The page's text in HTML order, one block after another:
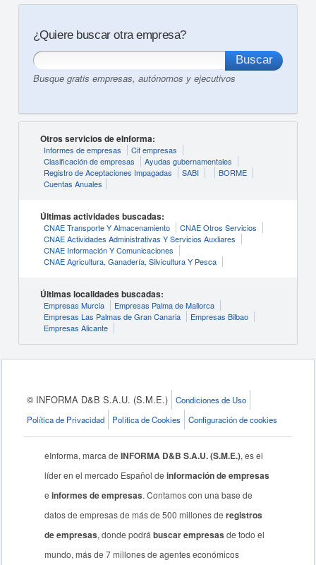
¿Quiere buscar otra empresa?
Busque gratis empresas, autónomos y ejecutivos
Otros servicios de eInforma:
Informes de empresas
Cif empresas
Clasificación de empresas
Ayudas gubernamentales
Registro de Aceptaciones Impagadas
SABI
BORME
Cuentas Anuales
Últimas actividades buscadas:
CNAE Transporte Y Almacenamiento
CNAE Otros Servicios
CNAE Actividades Administrativas Y Servicios Auxliares
CNAE Información Y Comunicaciones
CNAE Agricultura, Ganadería, Silvicultura Y Pesca
Últimas localidades buscadas:
Empresas Murcia
Empresas Palma de Mallorca
Empresas Las Palmas de Gran Canaria
Empresas Bilbao
Empresas Alicante
© INFORMA D&B S.A.U. (S.M.E.)
Condiciones de Uso
Política de Privacidad
Política de Cookies Configuración de cookies
eInforma, marca deINFORMA D&B S.A.U. (S.M.E.), es el
líder en el mercado Español deinformación de empresas
einformes de empresas. Contamos con una base de
datos de empresas de más de 500 millones deregistros
de empresas, donde podrábuscar empresas de todo el
mundo, más de 7 millones de agentes económicos